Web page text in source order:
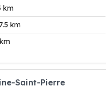
km
km
Saint-Pierre